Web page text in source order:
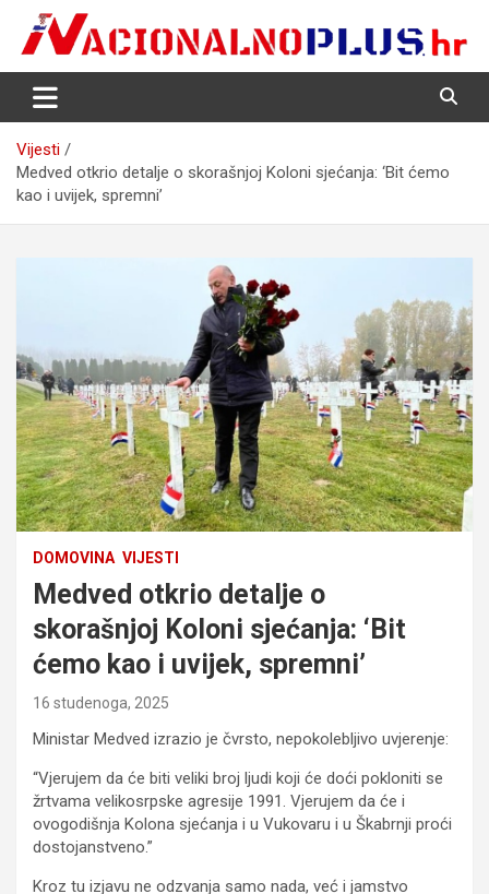
content
NacionalnoPlus.hr
Nacija želi znati više
Vijesti
Medved otkrio detalje o skorašnjoj Koloni sjećanja: ‘Bit ćemo
kao i uvijek, spremni’
DOMOVINA VIJESTI
Medved otkrio detalje o
skorašnjoj Koloni sjećanja: ‘Bit
ćemo kao i uvijek, spremni’
16 studenoga, 2025
Ministar Medved izrazio je čvrsto, nepokolebljivo uvjerenje:
“Vjerujem da će biti veliki broj ljudi koji će doći pokloniti se
žrtvama velikosrpske agresije 1991. Vjerujem da će i
ovogodišnja Kolona sjećanja i u Vukovaru i u Škabrnji proći
dostojanstveno.”
Kroz tu izjavu ne odzvanja samo nada, već i jamstvo